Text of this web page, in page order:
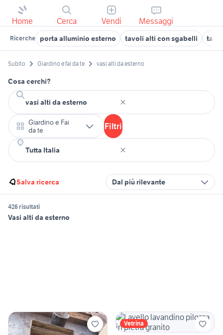
Home Cerca Vendi Messaggi
Ricerche porta alluminio esterno tavoli alti con sgabelli
Subito Giardino e fai da te vasi alti da esterno
Cosa cerchi?
Giardino e Fai
da te
Filtri
Salva ricerca Dal più rilevante
426 risultati
Vasi alti da esterno
Vetrina